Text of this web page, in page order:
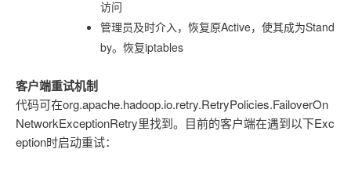
访问
管理员及时介入，恢复原Active，使其成为Stand
by。恢复iptables
客户端重试机制
代码可在org.apache.hadoop.io.retry.RetryPolicies.FailoverOn
NetworkExceptionRetry里找到。目前的客户端在遇到以下Exc
eption时启动重试：